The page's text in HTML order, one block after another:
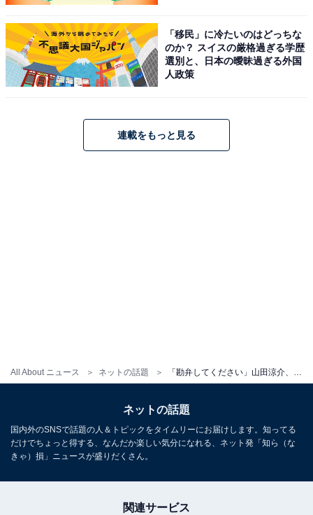
All About ニュース ネットの話題
「移民」に冷たいのはどっちな
のか？ スイスの厳格過ぎる学歴
選別と、日本の曖昧過ぎる外国
人政策
連載をもっと見る
ネットの話題
国内外のSNSで話題の人＆トピックをタイムリーにお届けします。知ってる
だけでちょっと得する、なんだか楽しい気分になれる、ネット発「知ら（な
きゃ）損」ニュースが盛りだくさん。
関連サービス